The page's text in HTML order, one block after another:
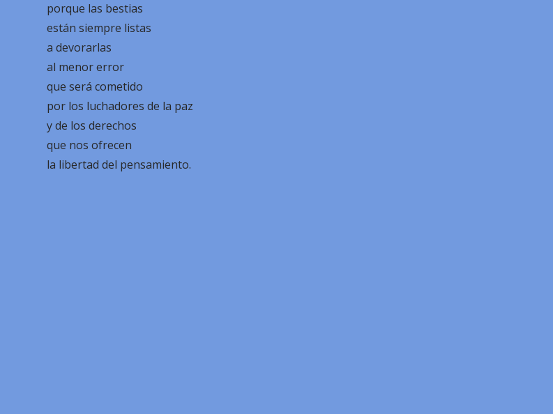
porque las bestias
están siempre listas
a devorarlas
al menor error
que será cometido
por los luchadores de la paz
y de los derechos
que nos ofrecen
la libertad del pensamiento.